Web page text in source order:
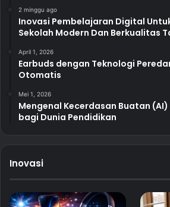
2 minggu ago
Inovasi Pembelajaran Digital
Sekolah Modern Dan Berkualitas
April 1, 2026
Earbuds dengan Teknologi
Otomatis
Mei 1, 2026
Mengenal Kecerdasan Buatan
bagi Dunia Pendidikan
Inovasi